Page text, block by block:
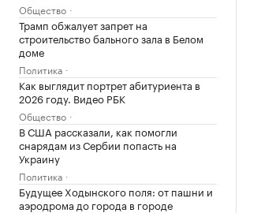
Общество
Трамп обжалует запрет на
строительство бального зала в Белом
доме
Политика
Как выглядит портрет абитуриента в
2026 году. Видео РБК
Общество
В США рассказали, как помогли
снарядам из Сербии попасть на
Украину
Политика
Будущее Ходынского поля: от пашни и
аэродрома до города в городе